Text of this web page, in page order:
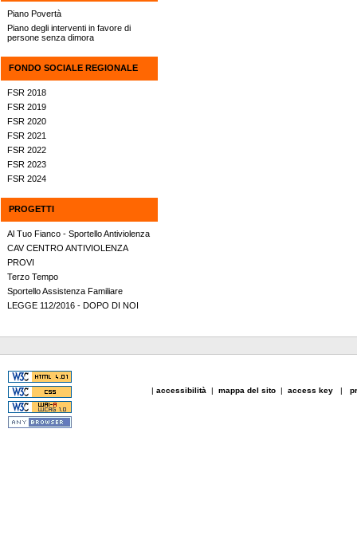
Piano Povertà
Piano degli interventi in favore di
persone senza dimora
FONDO SOCIALE REGIONALE
FSR 2018
FSR 2019
FSR 2020
FSR 2021
FSR 2022
FSR 2023
FSR 2024
PROGETTI
Al Tuo Fianco - Sportello Antiviolenza
CAV CENTRO ANTIVIOLENZA
PROVI
Terzo Tempo
Sportello Assistenza Familiare
LEGGE 112/2016 - DOPO DI NOI
|accessibilità |mappa del sito |access key |